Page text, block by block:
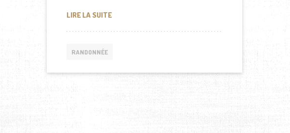
LIRE LA SUITECOULÉE DE LAVE AU STROMBOLI (VIDÉO)
RANDONNÉE